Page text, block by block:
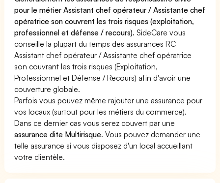
pour le métier Assistant chef opérateur / Assistante chef
opératrice son couvrent les trois risques (exploitation,
professionnel et défense / recours). SideCare vous
conseille la plupart du temps des assurances RC
Assistant chef opérateur / Assistante chef opératrice
son couvrant les trois risques (Exploitation,
Professionnel et Défense / Recours) afin d'avoir une
couverture globale.
Parfois vous pouvez même rajouter une assurance pour
vos locaux (surtout pour les métiers du commerce).
Dans ce dernier cas vous serez couvert par une
assurance dite Multirisque. Vous pouvez demander une
telle assurance si vous disposez d'un local accueillant
votre clientèle.